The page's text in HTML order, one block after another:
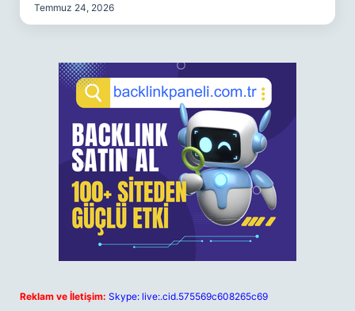
Temmuz 24, 2026
Reklam ve İletişim: Skype: live:.cid.575569c608265c69